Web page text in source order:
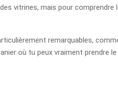
vitrines, mais pour
remarquables,
où tu peux vraiment prendre le